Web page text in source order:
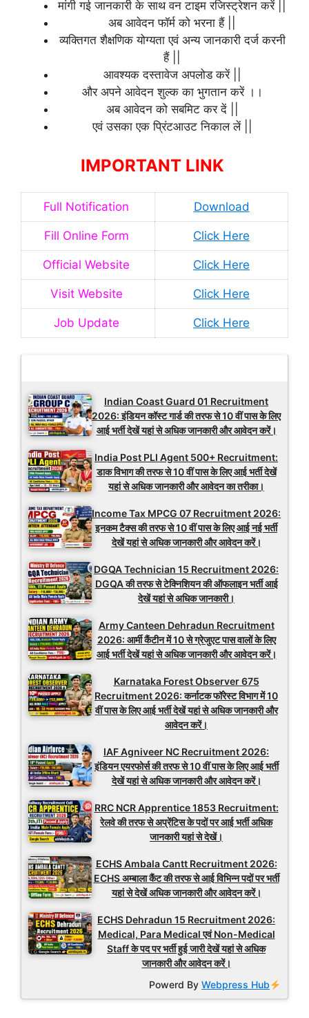
मांगी गई जानकारी के साथ वन टाइम रजिस्ट्रेशन करें ||
अब आवेदन फॉर्म को भरना हैं ||
व्यक्तिगत शैक्षणिक योग्यता एवं अन्य जानकारी दर्ज करनी
हैं ||
आवश्यक दस्तावेज अपलोड करें ||
और अपने आवेदन शुल्क का भुगतान करें ।।
अब आवेदन को सबमिट कर दें ||
एवं उसका एक प्रिंटआउट निकाल लें ||
IMPORTANT LINK
Full Notification Download
Fill Online Form Click Here
Official Website Click Here
Visit Website Click Here
Job Update Click Here
Indian Coast Guard 01 Recruitment
2026: इंडियन कॉस्ट गार्ड की तरफ से 10 वीं पास के लिए
आई भर्ती देखें यहां से अधिक जानकारी और आवेदन करें।
India Post PLI Agent 500+ Recruitment:
डाक विभाग की तरफ से 10 वीं पास के लिए आई भर्ती देखें
यहां से अधिक जानकारी और आवेदन का तरीका।
Income Tax MPCG 07 Recruitment 2026:
इनकम टैक्स की तरफ से 10 वीं पास के लिए आई नई भर्ती
देखें यहां से अधिक जानकारी और आवेदन करें।
DGQA Technician 15 Recruitment 2026:
DGQA की तरफ से टेक्निशियन की ऑफलाइन भर्ती आई
देखें यहां से अधिक जानकारी।
Army Canteen Dehradun Recruitment
2026: आर्मी कैंटीन में 10 से ग्रेजुएट पास वालों के लिए
आई भर्ती देखें यहां से अधिक जानकारी और आवेदन करें।
Karnataka Forest Observer 675
Recruitment 2026: कर्नाटक फॉरेस्ट विभाग में 10
वीं पास के लिए आई भर्ती देखें यहां से अधिक जानकारी और
आवेदन करें।
IAF Agniveer NC Recruitment 2026:
इंडियन एयरफोर्स की तरफ से 10 वीं पास के लिए आई भर्ती
देखें यहां से अधिक जानकारी और आवेदन करें।
RRC NCR Apprentice 1853 Recruitment:
रेलवे की तरफ से अप्रेंटिस के पदों पर आई भर्ती अधिक
जानकारी यहां से देखें।
ECHS Ambala Cantt Recruitment 2026:
ECHS अम्बाला कैंट की तरफ से आई विभिन्न पदों पर भर्ती
यहां से देखें अधिक जानकारी और आवेदन करें।
ECHS Dehradun 15 Recruitment 2026:
Medical, Para Medical एवं Non-Medical
Staff के पद पर भर्ती हुई जारी देखें यहां से अधिक
जानकारी और आवेदन करें।
Powerd ByWebpress Hub